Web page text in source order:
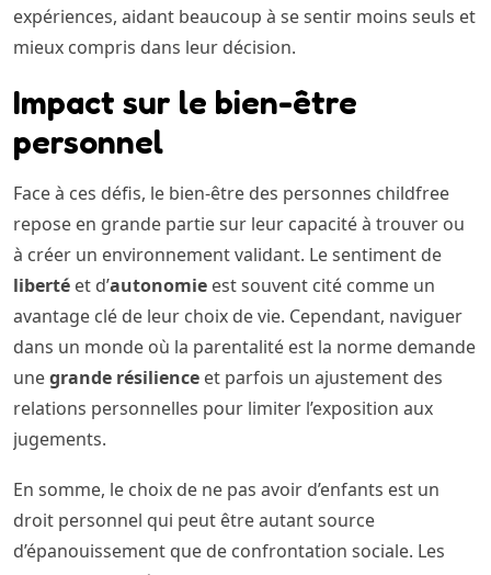
expériences, aidant beaucoup à se sentir moins seuls et
mieux compris dans leur décision.
Impact sur le bien-être
personnel
Face à ces défis, le bien-être des personnes childfree
repose en grande partie sur leur capacité à trouver ou
à créer un environnement validant. Le sentiment de
liberté et d’autonomie est souvent cité comme un
avantage clé de leur choix de vie. Cependant, naviguer
dans un monde où la parentalité est la norme demande
unegrande résilience et parfois un ajustement des
relations personnelles pour limiter l’exposition aux
jugements.
En somme, le choix de ne pas avoir d’enfants est un
droit personnel qui peut être autant source
d’épanouissement que de confrontation sociale. Les